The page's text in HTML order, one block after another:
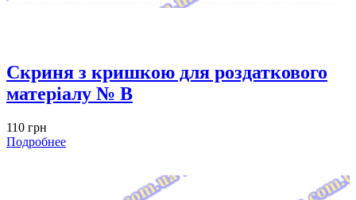
Скриня з кришкою для роздаткового
матеріалу № B
110 грн
Подробнее